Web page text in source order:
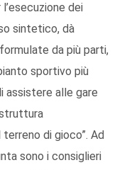
dei
sintetico, dà
da più parti,
sportivo più
assistere alle gare
terreno di gioco”. Ad
sono i consiglieri